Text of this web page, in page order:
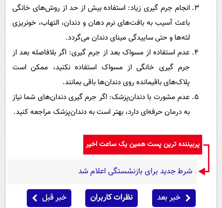
انجام جرم گیری زیاد: استفاده بیش از حد از روش‌های خانگی
باعث آسیب به بافت‌های نرم دهان و دندان‌، التهاب، خونریزی
لثه‌ها و حتی ساییدگی مینای دندان می‌گردد.
عدم استفاده از مسواک بعد از جرم گیری: اگر بلافاصله بعد از
جرم گیری خانگی از مسواک استفاده نکنید، ممکن است
پلاک‌های باقیمانده روی دندان‌ها باقی بمانند.
عدم مشورت با دندان‌پزشک: اگر جرم گیری دندان‌های شما نیاز
به درمان حرفه‌ای دارد، بهتر است به دندان‌پزشک مراجعه کنید.
پربیننده ترین پست همین یک ساعت اخیر
شرط جدید برای بازنشستگی اعلام شد
خبر بعد نظرات کاربران خبر قبل